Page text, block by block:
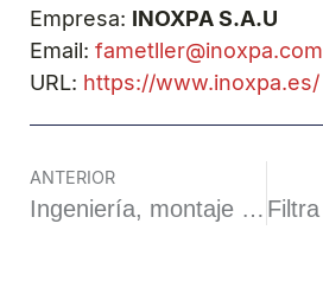
Empresa: INOXPA S.A.U
Email: fametller@inoxpa.com
URL: https://www.inoxpa.es/
ANTERIOR
Ingeniería, montaje y puesta en marcha de instalaciones en el área de la manipulación y almacenamiento de sólidos a granel